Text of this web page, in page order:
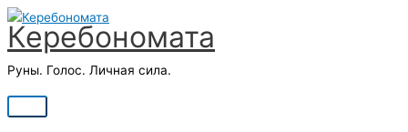
Перейти
к
содержимому
Керебономата
Руны. Голос. Личная сила.
Главное
меню